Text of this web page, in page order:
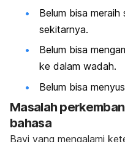
Belum bisa
sekitarnya.
Belum bisa
ke dalam wadah.
Belum bisa
Masalah
bahasa
Bayi yang mengalami